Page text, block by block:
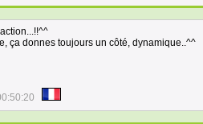
ça donnes toujours un côté, dynamique..^^